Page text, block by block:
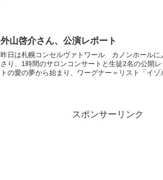
外山啓介さん、公演レポート
昨日は札幌コンセルヴァトワール カノンホールに
さり、1時間のサロンコンサートと生徒2名の公開
トの愛の夢から始まり、ワーグナー＝リスト「イ
スポンサーリンク